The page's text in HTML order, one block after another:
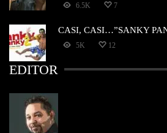
6.5K 7
CASI, CASI…”SANKY
5K 12
EDITOR